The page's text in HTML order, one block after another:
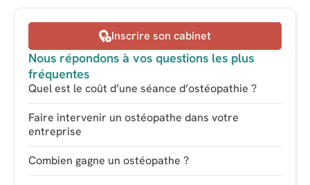
Inscrire son cabinet
Nous répondons à vos questions les plus
fréquentes
Quel est le coût d’une séance d’ostéopathie ?
Faire intervenir un ostéopathe dans votre
entreprise
Combien gagne un ostéopathe ?